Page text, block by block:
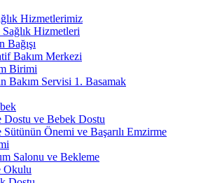
Hizmetlerimiz
Hizmetleri
Bağışı
Bakım Merkezi
Birimi
Bakım Servisi 1. Basamak
Dostu ve Bebek Dostu
Sütünün Önemi ve Başarılı Emzirme
Salonu ve Bekleme
Okulu